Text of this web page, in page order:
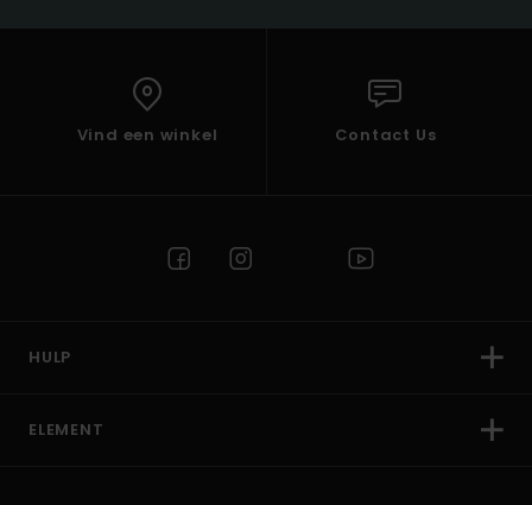
Vind een winkel Contact Us
HULP
ELEMENT